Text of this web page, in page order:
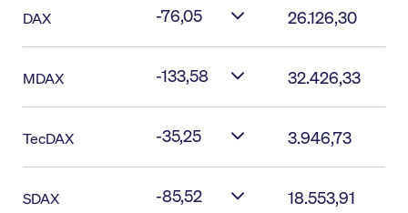
DAX -76,05 26.126,30
MDAX -133,58 32.426,33
TecDAX -35,25 3.946,73
SDAX -85,52 18.553,91